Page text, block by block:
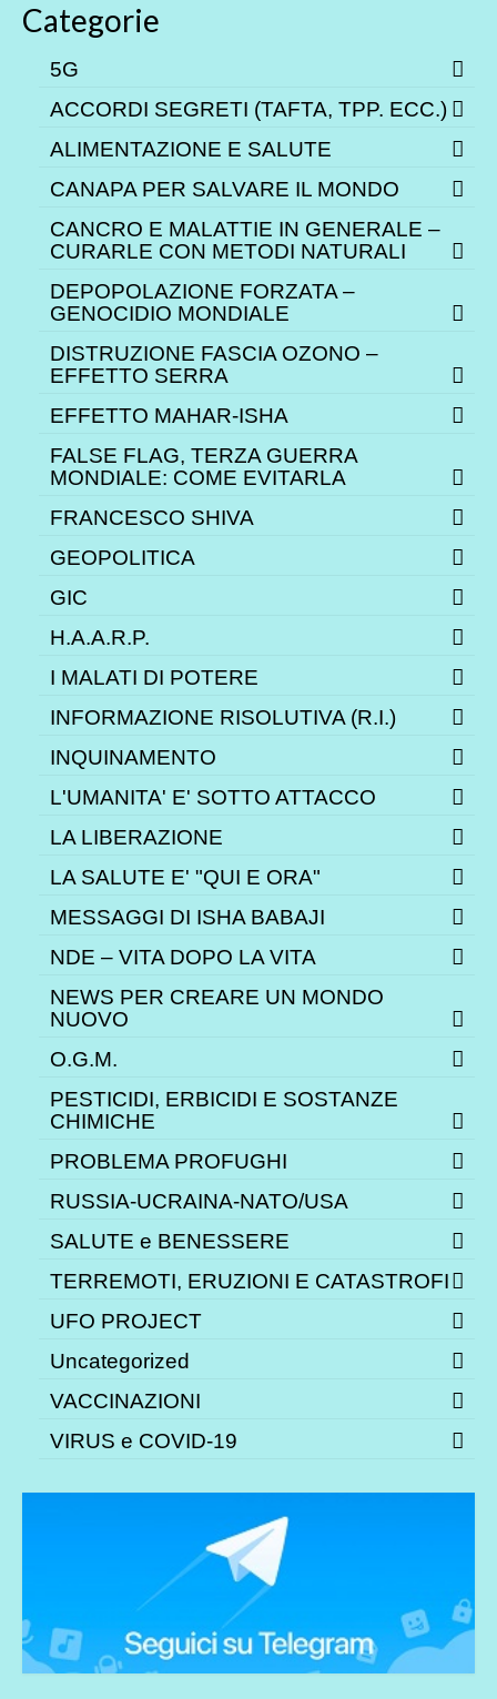
Categorie
5G
ACCORDI SEGRETI (TAFTA, TPP. ECC.)
ALIMENTAZIONE E SALUTE
CANAPA PER SALVARE IL MONDO
CANCRO E MALATTIE IN GENERALE –
CURARLE CON METODI NATURALI
DEPOPOLAZIONE FORZATA –
GENOCIDIO MONDIALE
DISTRUZIONE FASCIA OZONO –
EFFETTO SERRA
EFFETTO MAHAR-ISHA
FALSE FLAG, TERZA GUERRA
MONDIALE: COME EVITARLA
FRANCESCO SHIVA
GEOPOLITICA
GIC
H.A.A.R.P.
I MALATI DI POTERE
INFORMAZIONE RISOLUTIVA (R.I.)
INQUINAMENTO
L'UMANITA' E' SOTTO ATTACCO
LA LIBERAZIONE
LA SALUTE E' "QUI E ORA"
MESSAGGI DI ISHA BABAJI
NDE – VITA DOPO LA VITA
NEWS PER CREARE UN MONDO
NUOVO
O.G.M.
PESTICIDI, ERBICIDI E SOSTANZE
CHIMICHE
PROBLEMA PROFUGHI
RUSSIA-UCRAINA-NATO/USA
SALUTE e BENESSERE
TERREMOTI, ERUZIONI E CATASTROFI
UFO PROJECT
Uncategorized
VACCINAZIONI
VIRUS e COVID-19